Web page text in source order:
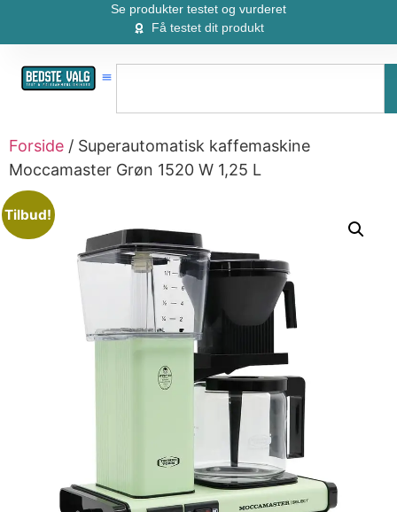
Se produkter testet og vurderet
Få testet dit produkt
Forside / Superautomatisk kaffemaskine
Moccamaster Grøn 1520 W 1,25 L
Tilbud!